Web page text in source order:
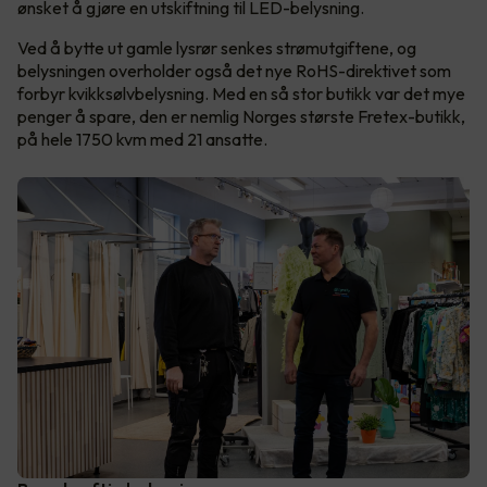
ønsket å gjøre en utskiftning til LED-belysning.
Ved å bytte ut gamle lysrør senkes strømutgiftene, og
belysningen overholder også det nye RoHS-direktivet som
forbyr kvikksølvbelysning. Med en så stor butikk var det mye
penger å spare, den er nemlig Norges største Fretex-butikk,
på hele 1750 kvm med 21 ansatte.